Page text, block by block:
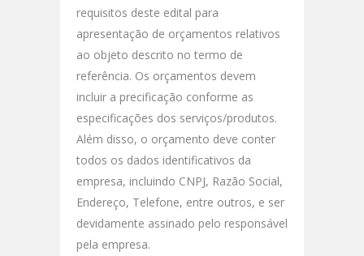
requisitos deste edital para
apresentação de orçamentos relativos
ao objeto descrito no termo de
referência. Os orçamentos devem
incluir a precificação conforme as
especificações dos serviços/produtos.
Além disso, o orçamento deve conter
todos os dados identificativos da
empresa, incluindo CNPJ, Razão Social,
Endereço, Telefone, entre outros, e ser
devidamente assinado pelo responsável
pela empresa.